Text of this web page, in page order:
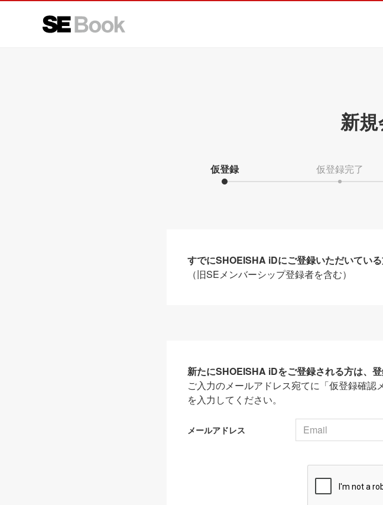
新
仮登録 仮登録完了
すでにSHOEISHA iDにご登録いただいてい
（旧SEメンバーシップ登録者を含む）
新たにSHOEISHA iDをご登録される方は、
ご入力のメールアドレス宛てに「仮登録確
を入力してください。
メールアドレス